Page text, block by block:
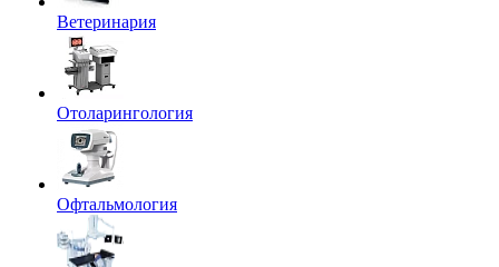
Ветеринария
Отоларингология
Офтальмология